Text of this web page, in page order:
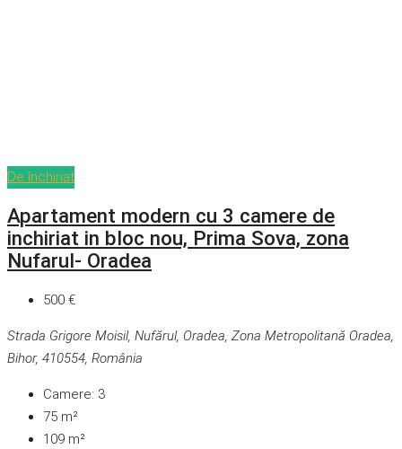
De închiriat
Apartament modern cu 3 camere de
inchiriat in bloc nou, Prima Sova, zona
Nufarul- Oradea
500 €
Strada Grigore Moisil, Nufărul, Oradea, Zona Metropolitană Oradea,
Bihor, 410554, România
Camere: 3
75 m²
109 m²